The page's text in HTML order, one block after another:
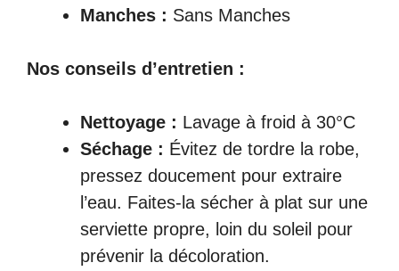
Manches : Sans Manches
Nos conseils d’entretien :
Nettoyage : Lavage à froid à 30°C
Séchage : Évitez de tordre la robe,
pressez doucement pour extraire
l’eau. Faites-la sécher à plat sur une
serviette propre, loin du soleil pour
prévenir la décoloration.